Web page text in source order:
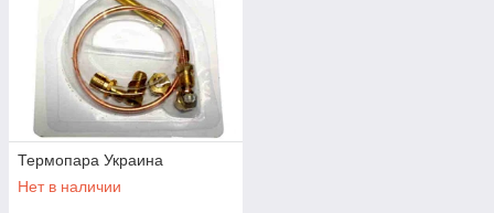
Термопара Украина
Нет в наличии